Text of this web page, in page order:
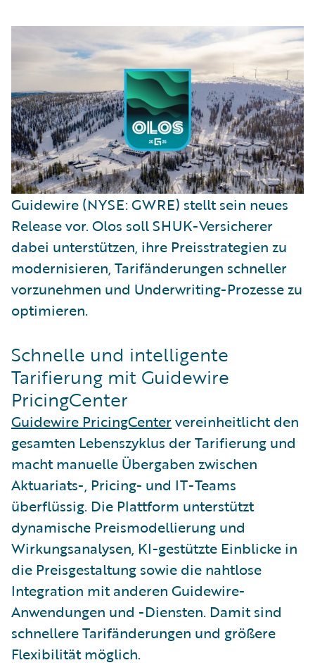
Guidewire (NYSE: GWRE) stellt sein neues
Release vor. Olos soll SHUK-Versicherer
dabei unterstützen, ihre Preisstrategien zu
modernisieren, Tarifänderungen schneller
vorzunehmen und Underwriting-Prozesse zu
optimieren.
Schnelle und intelligente
Tarifierung mit Guidewire
PricingCenter
Guidewire PricingCentervereinheitlicht den
gesamten Lebenszyklus der Tarifierung und
macht manuelle Übergaben zwischen
Aktuariats-, Pricing- und IT-Teams
überflüssig. Die Plattform unterstützt
dynamische Preismodellierung und
Wirkungsanalysen, KI-gestützte Einblicke in
die Preisgestaltung sowie die nahtlose
Integration mit anderen Guidewire-
Anwendungen und -Diensten. Damit sind
schnellere Tarifänderungen und größere
Flexibilität möglich.